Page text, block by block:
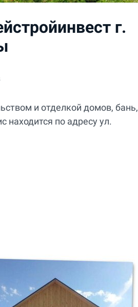
г.
и отделкой домов, бань,
по адресу ул.